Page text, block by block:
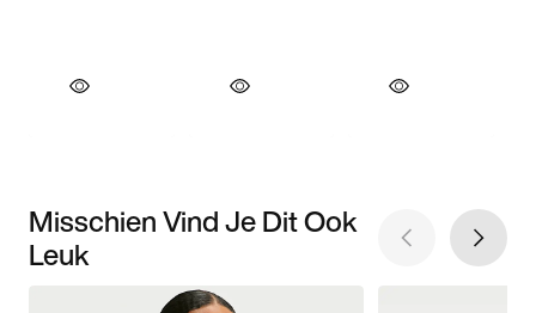
Misschien Vind Je Dit Ook
Leuk